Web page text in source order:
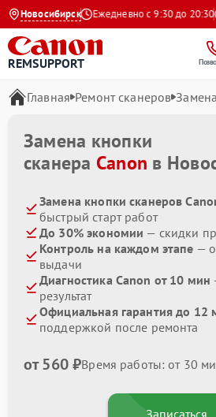
Новосибирск
4.9 на Яндекс Ежедневно с 9:30 до 20:30
REMSUPPORT
Главная Ремонт сканеров
Замена кнопки
сканера Canon в
Замена кнопки сканеров
быстрый старт работ
До 30% экономии — скидки
Контроль на каждом этапе —
выдачи
Диагностика Canon от 10 мин
результат
Официальная гарантия до 12
поддержкой после ремонта
от 560 ₽Время работы: от 30
Записаться